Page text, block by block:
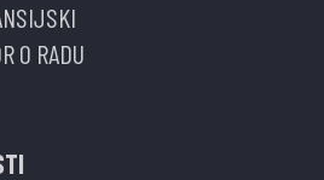
O RADU